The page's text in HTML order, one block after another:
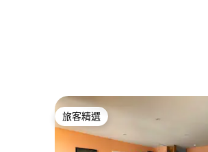
旅客精選
旅客精選